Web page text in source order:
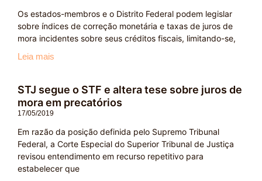
Os estados-membros e o Distrito Federal podem legislar
sobre índices de correção monetária e taxas de juros de
mora incidentes sobre seus créditos fiscais, limitando-se,
Leia mais
STJ segue o STF e altera tese sobre juros de
mora em precatórios
17/05/2019
Em razão da posição definida pelo Supremo Tribunal
Federal, a Corte Especial do Superior Tribunal de Justiça
revisou entendimento em recurso repetitivo para
estabelecer que